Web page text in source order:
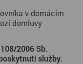
v domácím
domluvy
2006 Sb.
služby.